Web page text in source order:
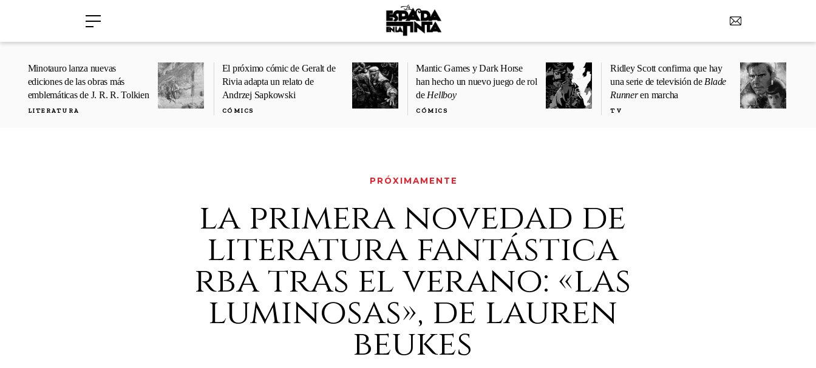
Minotauro lanza nuevas
ediciones de las obras más
emblemáticas de J. R. R. Tolkien
LITERATURA
El próximo cómic de Geralt de
Rivia adapta un relato de
Andrzej Sapkowski
CÓMICS
Mantic Games y Dark Horse
han hecho un nuevo juego de rol
de Hellboy
CÓMICS
Ridley Scott confirma que hay
una serie de televisión de Blade
Runneren marcha
TV
PRÓXIMAMENTE
la primera novedad de
literatura fantástica
rba tras el verano: «las
luminosas», de lauren
beukes
›